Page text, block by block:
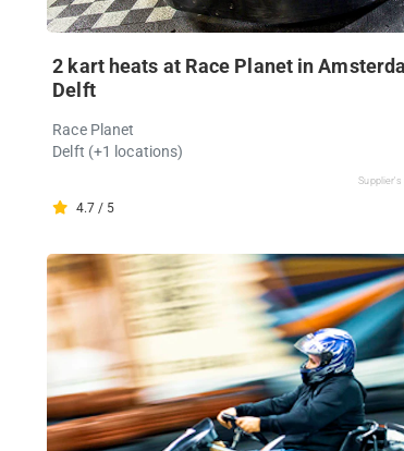
2 kart heats at Race Planet in
Delft
Race Planet
Delft (+1 locations)
4.7 / 5